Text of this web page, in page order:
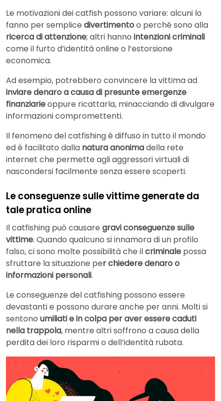
Le motivazioni dei catfish possono variare: alcuni lo
fanno per semplice divertimentoo perché sono alla
ricerca di attenzione; altri hanno intenzioni criminali
come il furto d’identità online o l’estorsione
economica.
Ad esempio, potrebbero convincere la vittima ad
inviare denaro a causa di presunte emergenze
finanziarieoppure ricattarla, minacciando di divulgare
informazioni compromettenti.
Il fenomeno del catfishing è diffuso in tutto il mondo
ed è facilitato dalla natura anonimadella rete
internet che permette agli aggressori virtuali di
nascondersi facilmente senza essere scoperti.
Le conseguenze sulle vittime generate da
tale pratica online
Il catfishing può causare gravi conseguenze sulle
vittime. Quando qualcuno si innamora di un profilo
falso, ci sono molte possibilità che ilcriminale possa
sfruttare la situazione per chiedere denaro o
informazioni personali.
Le conseguenze del catfishing possono essere
devastanti e possono durare anche per anni. Molti si
sentono umiliati e in colpa per aver essere caduti
nella trappola, mentre altri soffrono a causa della
perdita dei loro risparmi o dell’identità rubata.